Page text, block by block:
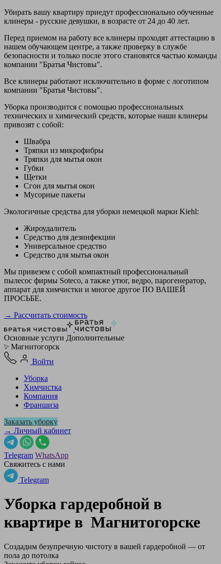
Убирать вашу квартиру приедут профессионально обученные
клинеры - русские девушки, в возрасте от 24 до 40 лет.
Перед приемом на работу все клинеры проходят аттестацию в
нашем обучающем центре, а также проверку в службе
безопасности и только после этого становятся частью команды
компании "Братья Чистовы".
Все клинеры работают исключительно в форме с логотипом
компании "Братья Чистовы".
Уборка производится с помощью профессиональных
технических и химический средств, которые наши клинеры
привозят с собой:
Швабра
Тряпки из микрофибры
Тряпки для мытья окон
Губки
Щетки
Сгон для мытья окон
Мусорные пакеты
Экологичные средства для уборки немецкой марки Kiehl:
Жироудалитель
Средство для дезинфекции
Универсальное средство
Средство для мытья окон
Мы привезем с собой компактный профессиональный
пылесос фирмы Soteco, а также утюг, ведро, парогенератор,
аппарат для химчистки и многое другое ПО ВАШЕЙ
ПРОСЬБЕ.
→ Рассчитать стоимость
Основные услуги Дополнительные
Магнитогорск
Войти
Уборка
Химчистка
Компания
Франшиза
Заказать уборку
→ Личный кабинет
Telegram WhatsApp
Свяжитесь с нами
Telegram
Уборка гардеробной в
квартире в Магнитогорске
Создадим безупречную чистоту в вашей гардеробной — от
пола до потолка